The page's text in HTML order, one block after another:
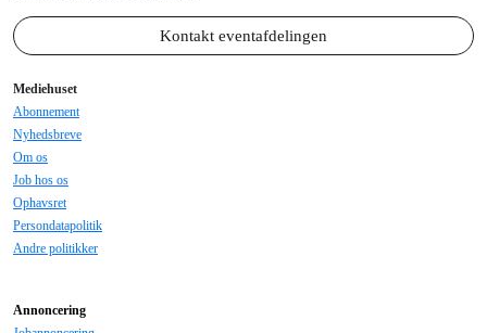
Kontakt eventafdelingen
Mediehuset
Abonnement
Nyhedsbreve
Om os
Job hos os
Ophavsret
Persondatapolitik
Andre politikker
Annoncering